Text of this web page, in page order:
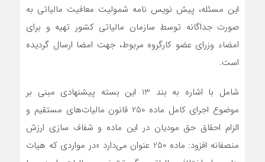
این مسئله، پیش نویس نامه شمولیت معافیت مالیاتی به
صورت جداگانه توسط سازمان مالیاتی کشور تهیه و برای
امضاء وزرای عضو کارگروه مربوط، جهت امضا ارسال گردیده
است.
شامل با اشاره به بند 13 این بسته پیشنهادی مبنی بر
موضوع اجرای کامل ماده 250 قانون مالیات‌های مستقیم و
الزام احقاق حق مودیان در این ماده و شفاف سازی ارزش
منصفانه افزود: ماده 250 عنوان می‌دارد «در مواردی که هیات